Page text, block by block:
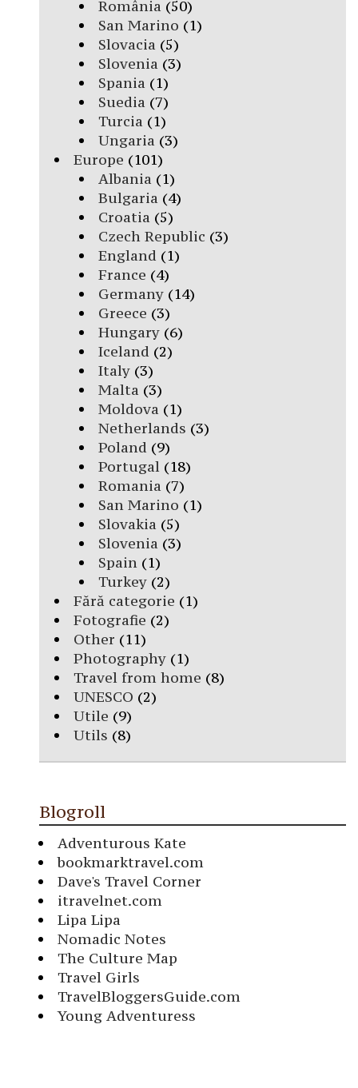
România (50)
San Marino (1)
Slovacia (5)
Slovenia (3)
Spania (1)
Suedia (7)
Turcia (1)
Ungaria (3)
Europe (101)
Albania (1)
Bulgaria (4)
Croatia (5)
Czech Republic (3)
England (1)
France (4)
Germany(14)
Greece (3)
Hungary(6)
Iceland (2)
Italy(3)
Malta (3)
Moldova (1)
Netherlands (3)
Poland (9)
Portugal(18)
Romania (7)
San Marino (1)
Slovakia (5)
Slovenia (3)
Spain(1)
Turkey(2)
Fără categorie (1)
Fotografie (2)
Other (11)
Photography (1)
Travel from home (8)
UNESCO (2)
Utile (9)
Utils (8)
Blogroll
Adventurous Kate
bookmarktravel.com
Dave's Travel Corner
itravelnet.com
Lipa Lipa
Nomadic Notes
The Culture Map
Travel Girls
TravelBloggersGuide.com
Young Adventuress